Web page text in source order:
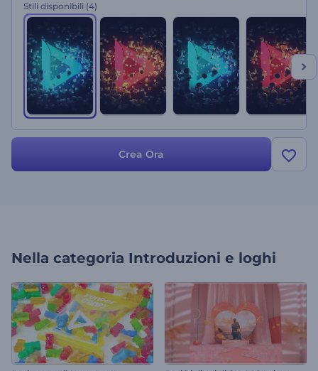
Stili disponibili (4)
Crea Ora
Nella categoria Introduzioni e loghi